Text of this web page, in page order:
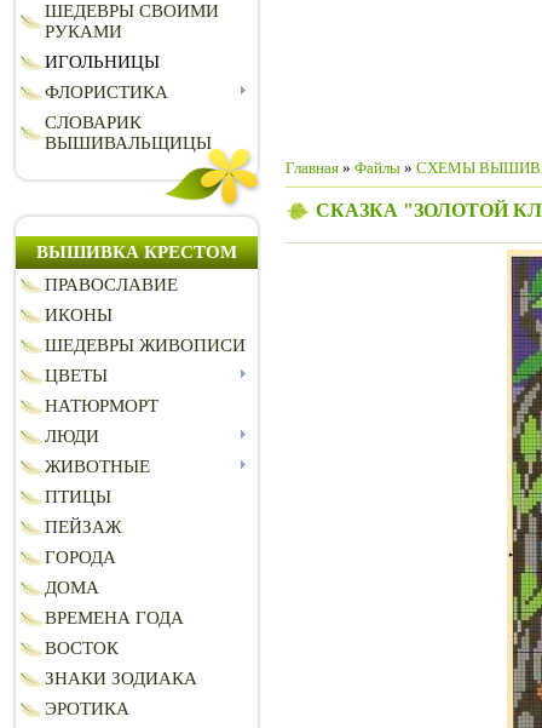
ШЕДЕВРЫ СВОИМИ
РУКАМИ
ИГОЛЬНИЦЫ
ФЛОРИСТИКА
СЛОВАРИК
ВЫШИВАЛЬЩИЦЫ
ВЫШИВКА КРЕСТОМ
ПРАВОСЛАВИЕ
ИКОНЫ
ШЕДЕВРЫ ЖИВОПИСИ
ЦВЕТЫ
НАТЮРМОРТ
ЛЮДИ
ЖИВОТНЫЕ
ПТИЦЫ
ПЕЙЗАЖ
ГОРОДА
ДОМА
ВРЕМЕНА ГОДА
ВОСТОК
ЗНАКИ ЗОДИАКА
ЭРОТИКА
Главная » Файлы » СХЕМЫ
СКАЗКА "ЗОЛОТОЙ